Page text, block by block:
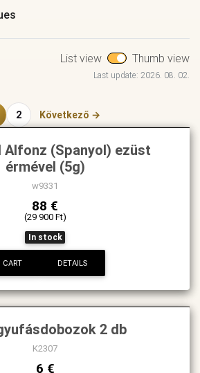
List view Thumb view
Last update: 2026. 08. 02.
2 Következő →
Alfonz (Spanyol) ezüst
érmével (5g)
w9331
88 €
(29 900 Ft)
In stock
CART DETAILS
2 db
K2307
6 €